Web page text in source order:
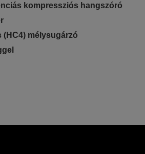
kompressziós hangszóró
mélysugárzó